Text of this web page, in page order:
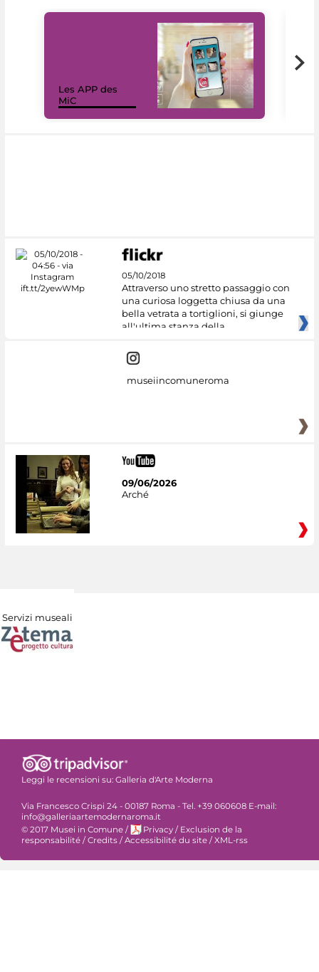
Les APP des
MiC
05/10/2018
Attraverso uno stretto passaggio con
una curiosa loggetta chiusa da una
bella vetrata a tortiglioni, si giunge
all'ultima stanza della
museiincomuneroma
09/06/2026
Arché
Servizi museali
Leggi le recensioni su: Galleria d'Arte Moderna
Via Francesco Crispi 24 - 00187 Roma - Tel. +39 060608 E-mail:
info@galleriaartemodernaroma.it
© 2017 Musei in Comune / Privacy / Exclusion de la
responsabilité /Credits /Accessibilité du site /XML-rss